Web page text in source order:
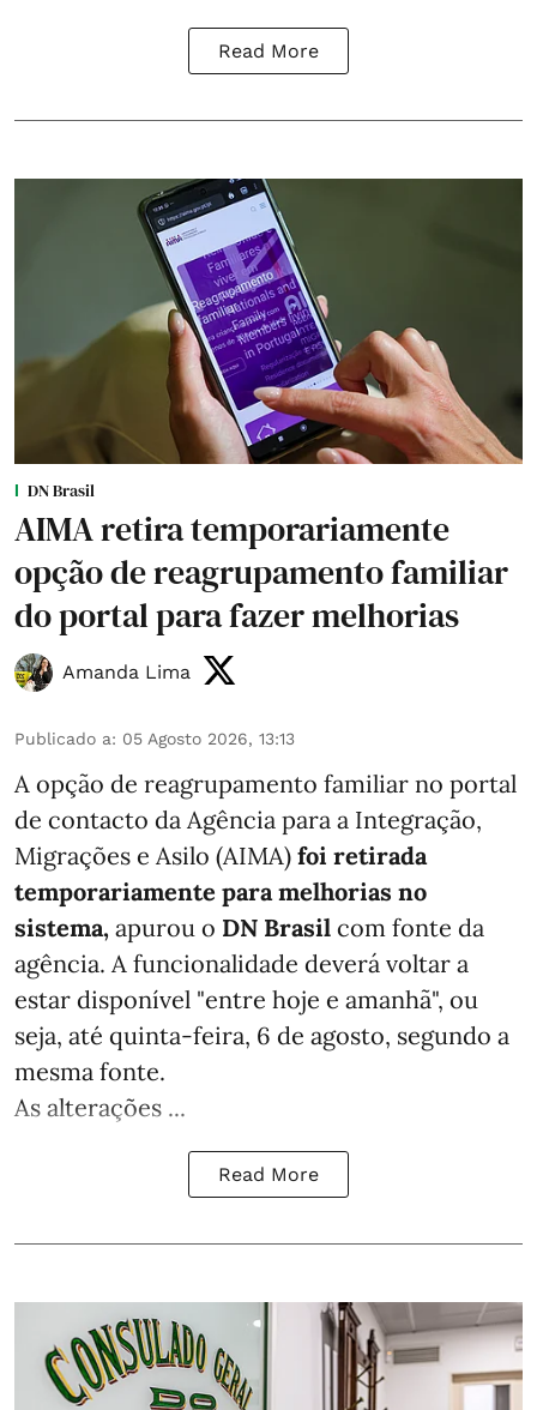
Read More
DN Brasil
AIMA retira temporariamente
opção de reagrupamento familiar
do portal para fazer melhorias
Amanda Lima
Publicado a: 05 Agosto 2026, 13:13
A opção de reagrupamento familiar no portal
de contacto da Agência para a Integração,
Migrações e Asilo (AIMA) foi retirada
temporariamente para melhorias no
sistema, apurou o DN Brasil com fonte da
agência. A funcionalidade deverá voltar a
estar disponível "entre hoje e amanhã", ou
seja, até quinta-feira, 6 de agosto, segundo a
mesma fonte.
As alterações ...
Read More